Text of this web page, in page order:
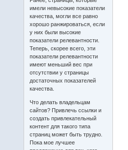
имели невысокие показатели
качества, могли все равно
хорошо ранжироваться, если
у них были высокие
показатели релевантности.
Теперь, скорее всего, эти
показатели релевантности
имеют меньший вес при
отсутствии у страницы
достаточных показателей
качества.
Что делать владельцам
сайтов? Привлечь ссылки и
создать привлекательный
контент для такого типа
страниц может быть трудно.
Пока мое лучшее